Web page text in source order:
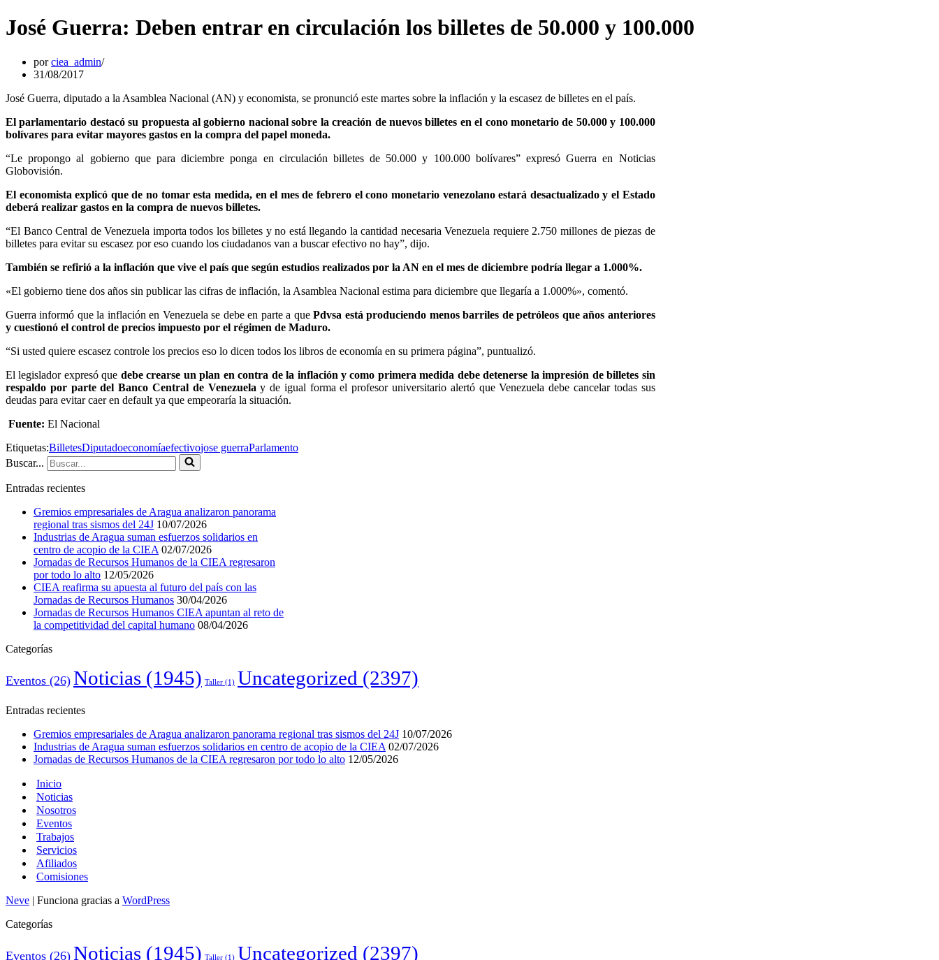
José Guerra: Deben entrar en circulación los billetes de 50.000 y 100.000
porciea_admin
31/08/2017
José Guerra, diputado a la Asamblea Nacional (AN) y economista, se pronunció este martes sobre la inflación y la escasez de billetes en el país.
El parlamentario destacó su propuesta al gobierno nacional sobre la creación de nuevos billetes en el cono monetario de 50.000 y 100.000
bolívares para evitar mayores gastos en la compra del papel moneda.
“Le propongo al gobierno que para diciembre ponga en circulación billetes de 50.000 y 100.000 bolívares” expresó Guerra en Noticias
Globovisión.
El economista explicó que de no tomar esta medida, en el mes de febrero el cono monetario venezolano estará desactualizado y el Estado
deberá realizar gastos en la compra de nuevos billetes.
“El Banco Central de Venezuela importa todos los billetes y no está llegando la cantidad necesaria Venezuela requiere 2.750 millones de piezas de
billetes para evitar su escasez por eso cuando los ciudadanos van a buscar efectivo no hay”, dijo.
También se refirió a la inflación que vive el país que según estudios realizados por la AN en el mes de diciembre podría llegar a 1.000%.
«El gobierno tiene dos años sin publicar las cifras de inflación, la Asamblea Nacional estima para diciembre que llegaría a 1.000%», comentó.
Guerra informó que la inflación en Venezuela se debe en parte a quePdvsa está produciendo menos barriles de petróleos que años anteriores
y cuestionó el control de precios impuesto por el régimen de Maduro.
“Si usted quiere escasez controle los precios eso lo dicen todos los libros de economía en su primera página”, puntualizó.
El legislador expresó que debe crearse un plan en contra de la inflación y como primera medida debe detenerse la impresión de billetes sin
respaldo por parte del Banco Central de Venezuela y de igual forma el profesor universitario alertó que Venezuela debe cancelar todas sus
deudas para evitar caer en default ya que empeoraría la situación.
Fuente: El Nacional
Etiquetas:BilletesDiputadoeconomíaefectivojose guerraParlamento
Buscar...
Entradas recientes
Gremios empresariales de Aragua analizaron panorama
regional tras sismos del 24J 10/07/2026
Industrias de Aragua suman esfuerzos solidarios en
centro de acopio de la CIEA 02/07/2026
Jornadas de Recursos Humanos de la CIEA regresaron
por todo lo alto 12/05/2026
CIEA reafirma su apuesta al futuro del país con las
Jornadas de Recursos Humanos 30/04/2026
Jornadas de Recursos Humanos CIEA apuntan al reto de
la competitividad del capital humano 08/04/2026
Categorías
Eventos (26) Noticias (1945) Taller (1) Uncategorized (2397)
Entradas recientes
Gremios empresariales de Aragua analizaron panorama regional tras sismos del 24J 10/07/2026
Industrias de Aragua suman esfuerzos solidarios en centro de acopio de la CIEA 02/07/2026
Jornadas de Recursos Humanos de la CIEA regresaron por todo lo alto 12/05/2026
Inicio
Noticias
Nosotros
Eventos
Trabajos
Servicios
Afiliados
Comisiones
Neve | Funciona gracias a WordPress
Categorías
Eventos (26) Noticias (1945) Taller (1) Uncategorized (2397)